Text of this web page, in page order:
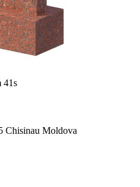
39s
Chisinau Moldova